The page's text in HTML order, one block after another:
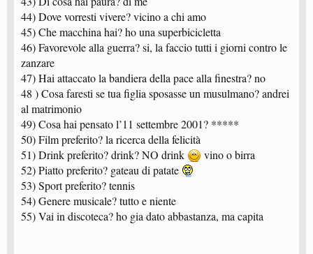
98 ) Credi alla magia e al paranormale?
99) Gli alieni esistono?
100) Il tuo pittore preferito?
101) La città dove vorresti vivere?
102) Credi nelle pari opportunità tra i sessi?
103) Ti piaci?
105) Che cellulare hai?
106) Cosa bisogna avere dalla vita?
107) Cosa NON bisogna avere nella vita?
108 ) Cosa non faresti neanche per 10 milioni di euro?
111) Sei favorevole a:
- Donare gli organi:
- All’aborto:
- All’eutanasia:
- Alla legalizzazione delle droghe leggere:
- Ai matrimoni gay:
112) Come ti immagini tra 20 anni?
44) Dove vorresti vivere? vicino a chi amo
45) Che macchina hai? ho una superbicicletta
46) Favorevole alla guerra? si, la faccio tutti i giorni contro le
zanzare
47) Hai attaccato la bandiera della pace alla finestra? no
48 ) Cosa faresti se tua figlia sposasse un musulmano? andrei
al matrimonio
49) Cosa hai pensato l’11 settembre 2001? *****
50) Film preferito? la ricerca della felicità
51) Drink preferito? drink? NO drink
vino o birra
52) Piatto preferito? gateau di patate
53) Sport preferito? tennis
54) Genere musicale? tutto e niente
55) Vai in discoteca? ho gia dato abbastanza, ma capita